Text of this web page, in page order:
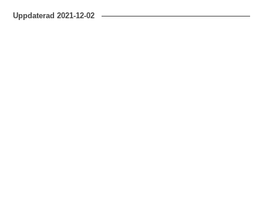
Uppdaterad2021-12-02